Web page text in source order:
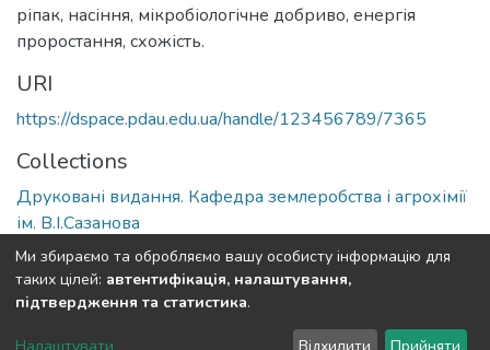
ріпак, насіння, мікробіологічне добриво, енергія
проростання, схожість.
URI
https://dspace.pdau.edu.ua/handle/123456789/7365
Collections
Друковані видання. Кафедра землеробства і агрохімії
ім. В.І.Сазанова
Full item page
DSpace software copyright © 2002-2026 LYRASIS
Ми збираємо та обробляємо вашу особисту інформацію для
таких цілей: автентифікація, налаштування,
підтвердження та статистика.